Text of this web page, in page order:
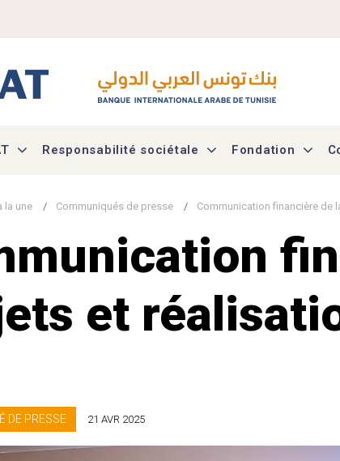
Responsabilité sociétale Fondation
la une Communiqués de presse Communication financière de
et
DE PRESSE 21 AVR 2025